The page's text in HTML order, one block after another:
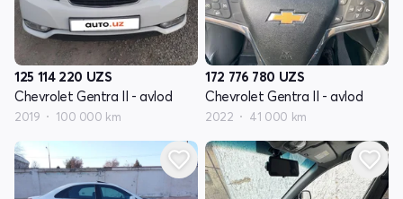
125 114 220 UZS
Chevrolet Gentra II - avlod
2019 100 000 km
172 776 780 UZS
Chevrolet Gentra II - avlod
2022 41 000 km